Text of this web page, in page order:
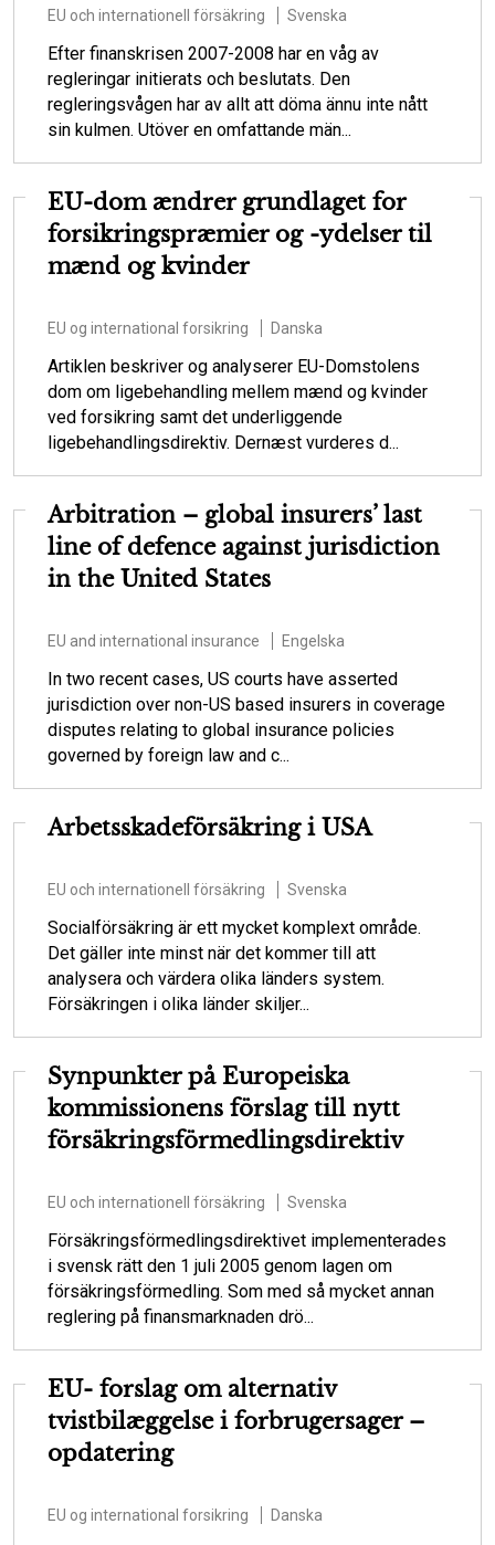
EU och internationell försäkring Svenska
Efter finanskrisen 2007-2008 har en våg av
regleringar initierats och beslutats. Den
regleringsvågen har av allt att döma ännu inte nått
sin kulmen. Utöver en omfattande män...
EU-dom ændrer grundlaget for
forsikringspræmier og -ydelser til
mænd og kvinder
EU og international forsikring Danska
Artiklen beskriver og analyserer EU-Domstolens
dom om ligebehandling mellem mænd og kvinder
ved forsikring samt det underliggende
ligebehandlingsdirektiv. Dernæst vurderes d...
Arbitration – global insurers’ last
line of defence against jurisdiction
in the United States
EU and international insurance Engelska
In two recent cases, US courts have asserted
jurisdiction over non-US based insurers in coverage
disputes relating to global insurance policies
governed by foreign law and c...
Arbetsskadeförsäkring i USA
EU och internationell försäkring Svenska
Socialförsäkring är ett mycket komplext område.
Det gäller inte minst när det kommer till att
analysera och värdera olika länders system.
Försäkringen i olika länder skiljer...
Synpunkter på Europeiska
kommissionens förslag till nytt
försäkringsförmedlingsdirektiv
EU och internationell försäkring Svenska
Försäkringsförmedlingsdirektivet implementerades
i svensk rätt den 1 juli 2005 genom lagen om
försäkringsförmedling. Som med så mycket annan
reglering på finansmarknaden drö...
EU- forslag om alternativ
tvistbilæggelse i forbrugersager –
opdatering
EU og international forsikring Danska